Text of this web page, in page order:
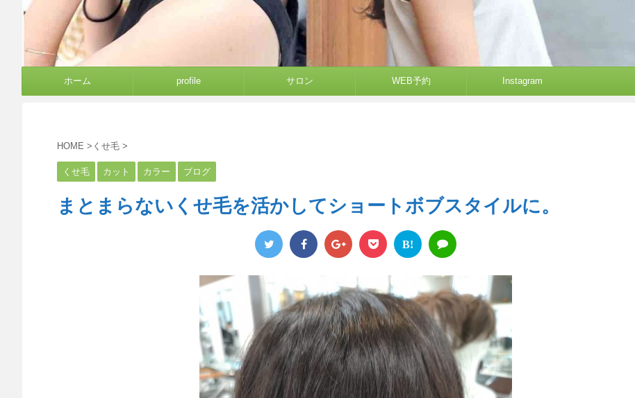
ホーム profile サロン WEB予約 Instagram
HOME > くせ毛 >
くせ毛 カット カラー ブログ
まとまらないくせ毛を活かしてショートボブスタイルに。
B!